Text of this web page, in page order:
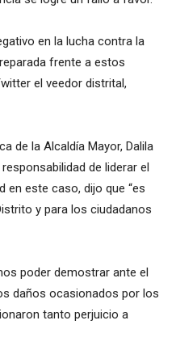
en la lucha contra la
frente a estos
el veedor distrital,
de la Alcaldía Mayor, Dalila
de liderar el
en este caso, dijo que “es
y para los ciudadanos
poder demostrar ante el
daños ocasionados por los
tanto perjuicio a